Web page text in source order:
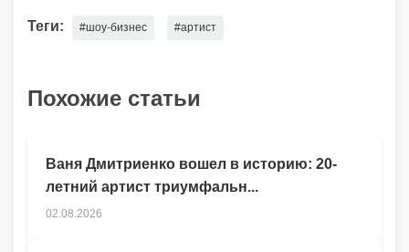
Теги: #шоу-бизнес #артист
Похожие статьи
Ваня Дмитриенко вошел в историю: 20-
летний артист триумфальн...
02.08.2026